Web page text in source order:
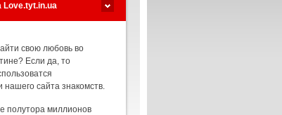
Love.tyt.in.ua
свою любовь во
Если да, то
нашего сайта знакомств.
полутора миллионов